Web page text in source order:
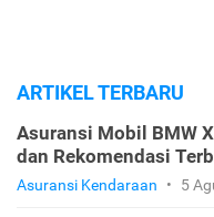
ARTIKEL TERBARU
Asuransi Mobil BMW
dan Rekomendasi
Asuransi Kendaraan • 5